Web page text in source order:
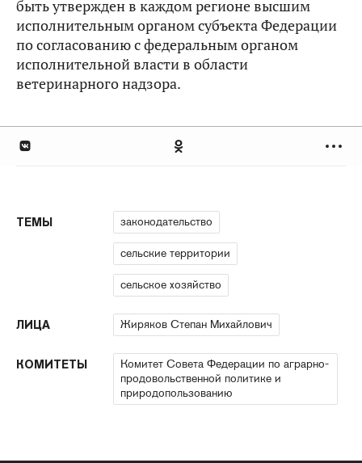
быть утвержден в каждом регионе высшим
исполнительным органом субъекта Федерации
по согласованию с федеральным органом
исполнительной власти в области
ветеринарного надзора.
ТЕМЫ законодательство
сельские территории
сельское хозяйство
ЛИЦА Жиряков Степан Михайлович
КОМИТЕТЫ
Комитет Совета Федерации по аграрно-
продовольственной политике и
природопользованию